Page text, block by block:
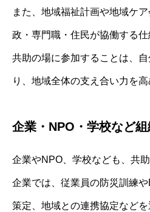
また、地域福祉計画や地域ケ
政・専門職・住民が協働する仕
共助の場に参加することは、
り、地域全体の支え合い力を
企業・NPO・学校など
企業やNPO、学校なども、共
企業では、従業員の防災訓練
策定、地域との連携協定など